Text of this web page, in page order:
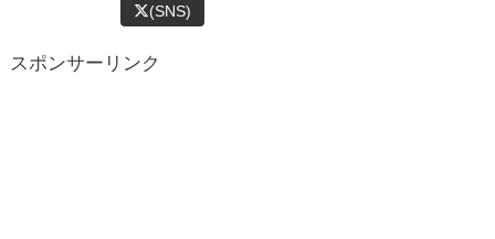
(SNS)
スポンサーリンク